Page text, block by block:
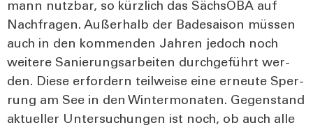
mann nutz­bar, so kürz­lich das Sächs­OBA auf
Nach­fra­gen. Außer­halb der Bade­sai­son müs­sen
auch in den kom­men­den Jah­ren jedoch noch
wei­te­re Sanie­rungs­ar­bei­ten durch­ge­führt wer­
den. Die­se erfor­dern teil­wei­se eine erneu­te Sper­
rung am See in den Win­ter­mo­na­ten. Gegen­stand
aktu­el­ler Unter­su­chun­gen ist noch, ob auch alle